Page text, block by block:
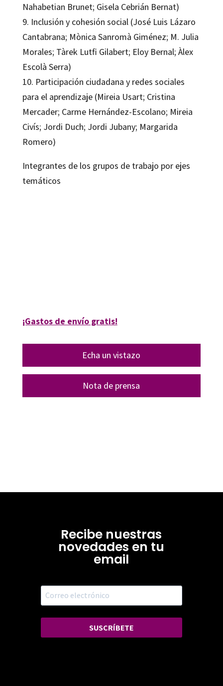
Nahabetian Brunet; Gisela Cebrián Bernat)
9. Inclusión y cohesión social (José Luis Lázaro
Cantabrana; Mònica Sanromà Giménez; M. Julia
Morales; Tàrek Lutfi Gilabert; Eloy Bernal; Àlex
Escolà Serra)
10. Participación ciudadana y redes sociales
para el aprendizaje (Mireia Usart; Cristina
Mercader; Carme Hernández-Escolano; Mireia
Civís; Jordi Duch; Jordi Jubany; Margarida
Romero)
Integrantes de los grupos de trabajo por ejes
temáticos
¡Gastos de envío gratis!
Echa un vistazo
Nota de prensa
Recibe nuestras
novedades en tu
email
SUSCRÍBETE